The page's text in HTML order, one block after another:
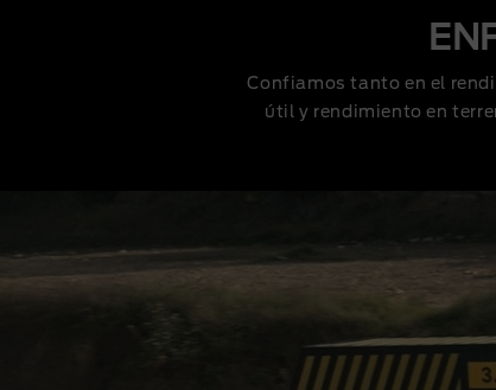
Confiamos tanto en el
útil y rendimiento en